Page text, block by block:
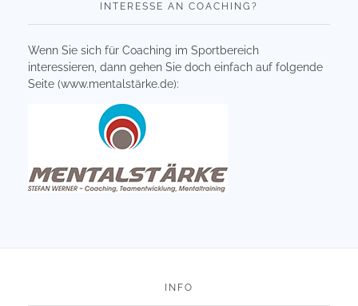
INTERESSE AN COACHING?
Wenn Sie sich für Coaching im Sportbereich
interessieren, dann gehen Sie doch einfach auf folgende
Seite (www.mentalstärke.de):
INFO